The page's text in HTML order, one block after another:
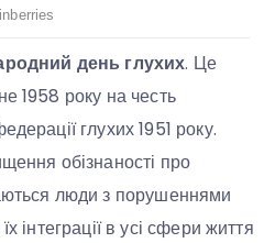
день глухих. Це
1958 року на честь
глухих 1951 року.
обізнаності про
люди з порушеннями
інтеграції в усі сфери життя